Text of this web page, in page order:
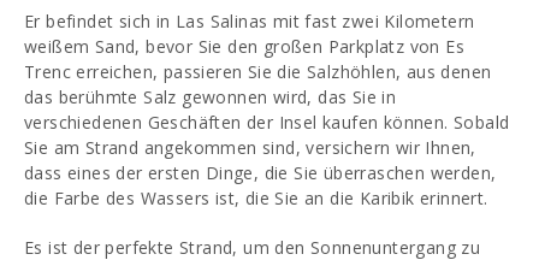
Er befindet sich in Las Salinas mit fast zwei Kilometern
weißem Sand, bevor Sie den großen Parkplatz von Es
Trenc erreichen, passieren Sie die Salzhöhlen, aus denen
das berühmte Salz gewonnen wird, das Sie in
verschiedenen Geschäften der Insel kaufen können. Sobald
Sie am Strand angekommen sind, versichern wir Ihnen,
dass eines der ersten Dinge, die Sie überraschen werden,
die Farbe des Wassers ist, die Sie an die Karibik erinnert.
Es ist der perfekte Strand, um den Sonnenuntergang zu